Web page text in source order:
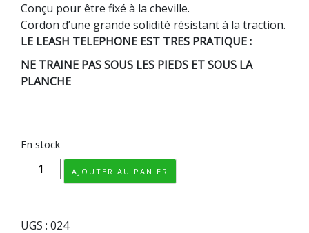
Conçu pour être fixé à la cheville.
Cordon d’une grande solidité résistant à la traction.
LE LEASH TELEPHONE EST TRES PRATIQUE :
NE TRAINE PAS SOUS LES PIEDS ET SOUS LA
PLANCHE
En stock
quantité
de
AJOUTER AU PANIER
UGS : 024